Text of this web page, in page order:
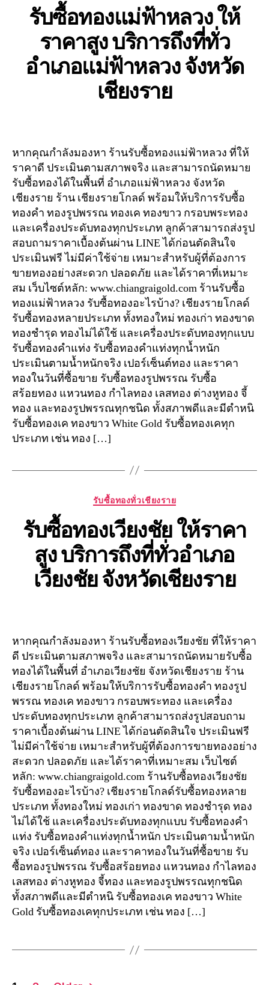
รับซื้อทองแม่ฟ้าหลวง ให้
ราคาสูง บริการถึงที่ทั่ว
อำเภอแม่ฟ้าหลวง จังหวัด
เชียงราย
หากคุณกำลังมองหา ร้านรับซื้อทองแม่ฟ้าหลวง ที่ให้
ราคาดี ประเมินตามสภาพจริง และสามารถนัดหมาย
รับซื้อทองได้ในพื้นที่ อำเภอแม่ฟ้าหลวง จังหวัด
เชียงราย ร้าน เชียงรายโกลด์ พร้อมให้บริการรับซื้อ
ทองคำ ทองรูปพรรณ ทองเค ทองขาว กรอบพระทอง
และเครื่องประดับทองทุกประเภท ลูกค้าสามารถส่งรูป
สอบถามราคาเบื้องต้นผ่าน LINE ได้ก่อนตัดสินใจ
ประเมินฟรี ไม่มีค่าใช้จ่าย เหมาะสำหรับผู้ที่ต้องการ
ขายทองอย่างสะดวก ปลอดภัย และได้ราคาที่เหมาะ
สม เว็บไซต์หลัก: www.chiangraigold.com ร้านรับซื้อ
ทองแม่ฟ้าหลวง รับซื้อทองอะไรบ้าง? เชียงรายโกลด์
รับซื้อทองหลายประเภท ทั้งทองใหม่ ทองเก่า ทองขาด
ทองชำรุด ทองไม่ได้ใช้ และเครื่องประดับทองทุกแบบ
รับซื้อทองคำแท่ง รับซื้อทองคำแท่งทุกน้ำหนัก
ประเมินตามน้ำหนักจริง เปอร์เซ็นต์ทอง และราคา
ทองในวันที่ซื้อขาย รับซื้อทองรูปพรรณ รับซื้อ
สร้อยทอง แหวนทอง กำไลทอง เลสทอง ต่างหูทอง จี้
ทอง และทองรูปพรรณทุกชนิด ทั้งสภาพดีและมีตำหนิ
รับซื้อทองเค ทองขาว White Gold รับซื้อทองเคทุก
ประเภท เช่น ทอง […]
Categories
รับซื้อทองทั่วเชียงราย
รับซื้อทองเวียงชัย ให้ราคา
สูง บริการถึงที่ทั่วอำเภอ
เวียงชัย จังหวัดเชียงราย
หากคุณกำลังมองหา ร้านรับซื้อทองเวียงชัย ที่ให้ราคา
ดี ประเมินตามสภาพจริง และสามารถนัดหมายรับซื้อ
ทองได้ในพื้นที่ อำเภอเวียงชัย จังหวัดเชียงราย ร้าน
เชียงรายโกลด์ พร้อมให้บริการรับซื้อทองคำ ทองรูป
พรรณ ทองเค ทองขาว กรอบพระทอง และเครื่อง
ประดับทองทุกประเภท ลูกค้าสามารถส่งรูปสอบถาม
ราคาเบื้องต้นผ่าน LINE ได้ก่อนตัดสินใจ ประเมินฟรี
ไม่มีค่าใช้จ่าย เหมาะสำหรับผู้ที่ต้องการขายทองอย่าง
สะดวก ปลอดภัย และได้ราคาที่เหมาะสม เว็บไซต์
หลัก: www.chiangraigold.com ร้านรับซื้อทองเวียงชัย
รับซื้อทองอะไรบ้าง? เชียงรายโกลด์รับซื้อทองหลาย
ประเภท ทั้งทองใหม่ ทองเก่า ทองขาด ทองชำรุด ทอง
ไม่ได้ใช้ และเครื่องประดับทองทุกแบบ รับซื้อทองคำ
แท่ง รับซื้อทองคำแท่งทุกน้ำหนัก ประเมินตามน้ำหนัก
จริง เปอร์เซ็นต์ทอง และราคาทองในวันที่ซื้อขาย รับ
ซื้อทองรูปพรรณ รับซื้อสร้อยทอง แหวนทอง กำไลทอง
เลสทอง ต่างหูทอง จี้ทอง และทองรูปพรรณทุกชนิด
ทั้งสภาพดีและมีตำหนิ รับซื้อทองเค ทองขาว White
Gold รับซื้อทองเคทุกประเภท เช่น ทอง […]